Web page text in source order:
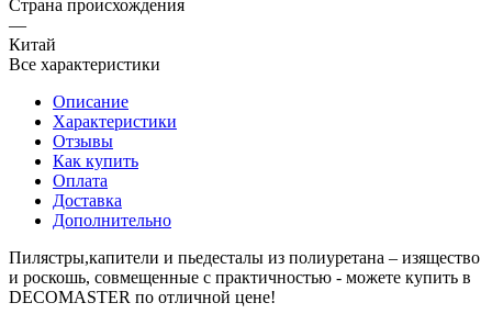
Страна происхождения
—
Китай
Все характеристики
Описание
Характеристики
Отзывы
Как купить
Оплата
Доставка
Дополнительно
Пилястры,капители и пьедесталы из полиуретана – изящество
и роскошь, совмещенные с практичностью - можете купить в
DECOMASTER по отличной цене!